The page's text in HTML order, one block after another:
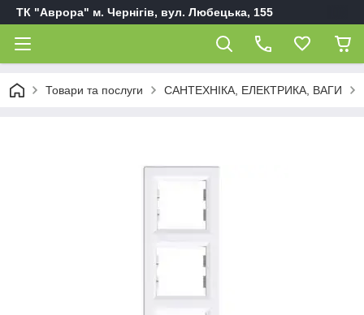
ТК "Аврора" м. Чернігів, вул. Любецька, 155
Товари та послуги САНТЕХНІКА, ЕЛЕКТРИКА, ВАГИ